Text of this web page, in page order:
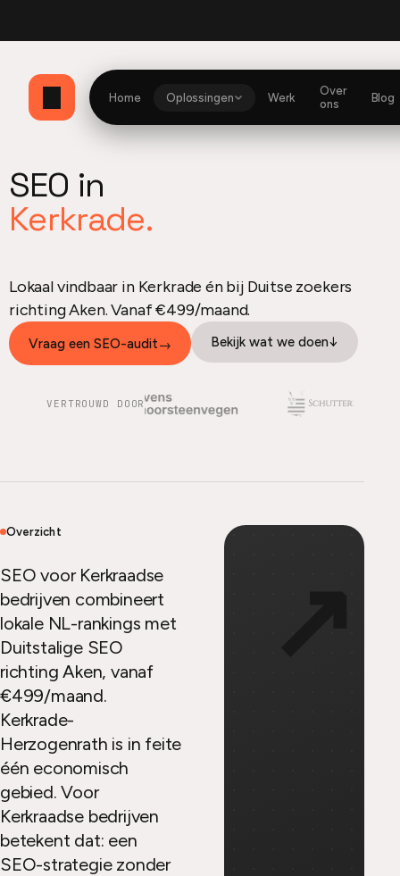
Home Oplossingen Werk
Over
ons
Blog
SEO in
Kerkrade.
Lokaal vindbaar in Kerkrade én bij Duitse zoekers
richting Aken. Vanaf €499/maand.
Vraag een SEO-audit→ Bekijk wat we doen↓
VERTROUWD DOOR
Overzicht
SEO voor Kerkraadse
bedrijven combineert
lokale NL-rankings met
Duitstalige SEO
richting Aken, vanaf
€499/maand.
Kerkrade-
Herzogenrath is in feite
één economisch
gebied. Voor
Kerkraadse bedrijven
betekent dat: een
SEO-strategie zonder
↗